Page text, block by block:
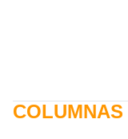
COLUMNAS